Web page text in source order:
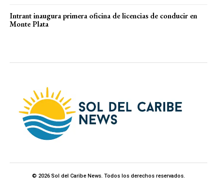
Intrant inaugura primera oficina de licencias de conducir en
Monte Plata
© 2026 Sol del Caribe News. Todos los derechos reservados.